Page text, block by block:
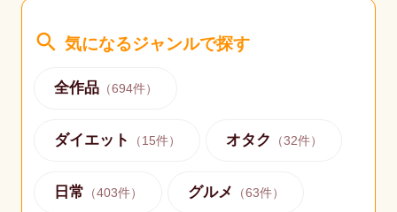
search 気になるジャンルで探す
全作品（694件）
ダイエット （15件） オタク （32件）
日常 （403件） グルメ （63件）